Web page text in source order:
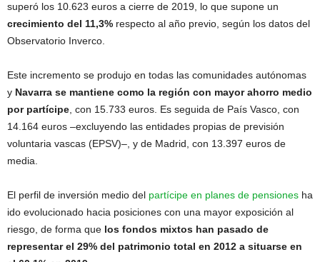
superó los 10.623 euros a cierre de 2019, lo que supone un
crecimiento del 11,3% respecto al año previo, según los datos del
Observatorio Inverco.
Este incremento se produjo en todas las comunidades autónomas
y Navarra se mantiene como la región con mayor ahorro medio
por partícipe, con 15.733 euros. Es seguida de País Vasco, con
14.164 euros –excluyendo las entidades propias de previsión
voluntaria vascas (EPSV)–, y de Madrid, con 13.397 euros de
media.
El perfil de inversión medio del partícipe en planes de pensiones ha
ido evolucionado hacia posiciones con una mayor exposición al
riesgo, de forma que los fondos mixtos han pasado de
representar el 29% del patrimonio total en 2012 a situarse en